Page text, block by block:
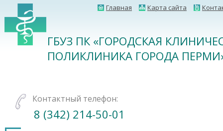
Главная Карта сайта
ГБУЗ ПК «ГОРОДСКАЯ
ПОЛИКЛИНИКА ГОРОДА
Контактный телефон:
8 (342) 214-50-01